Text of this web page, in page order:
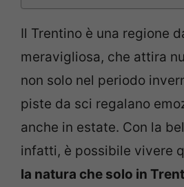
Il Trentino è una regione
meravigliosa, che attira
non solo nel periodo
piste da sci regalano
anche in estate. Con la
infatti, è possibile vivere
la natura che solo in